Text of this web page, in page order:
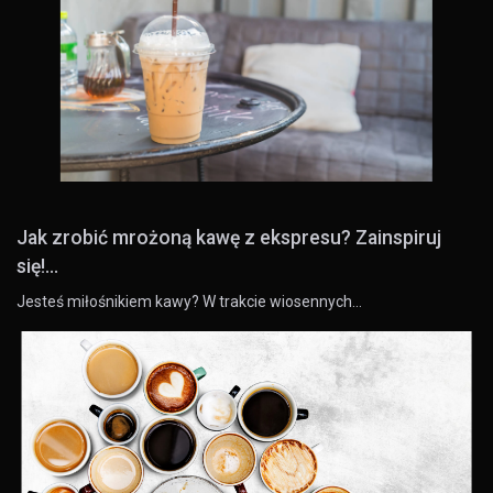
Jak zrobić mrożoną kawę z ekspresu? Zainspiruj
się!...
Jesteś miłośnikiem kawy? W trakcie wiosennych…